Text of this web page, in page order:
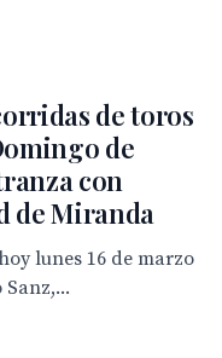
de toros
de
con
de Miranda
lunes 16 de marzo